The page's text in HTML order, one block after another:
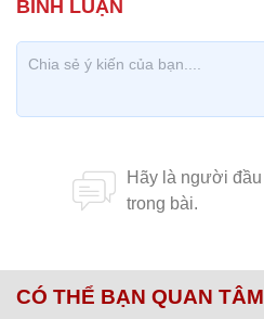
CÓ THỂ BẠN QUAN TÂM